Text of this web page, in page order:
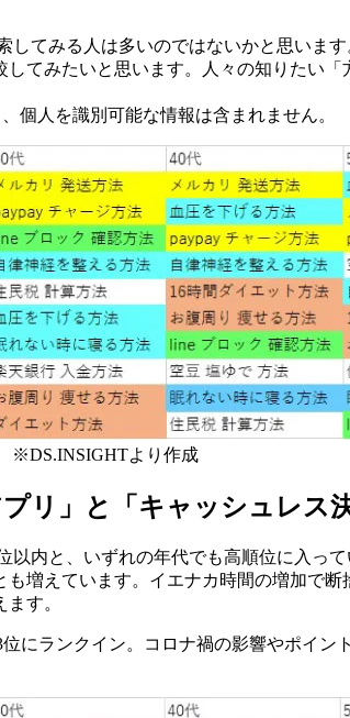
てみる人は多いのではないかと思いま
てみたいと思います。人々の知りたい
個人を識別可能な情報は含まれません。
※DS.INSIGHTより作成
プリ」と「キャッシュレ
以内と、いずれの年代でも高順位に入
増えています。イエナカ時間の増加で
す。
にランクイン。コロナ禍の影響やポイ